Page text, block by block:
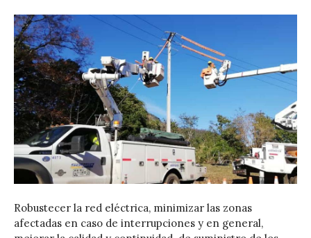
Robustecer la red eléctrica, minimizar las zonas
afectadas en caso de interrupciones y en general,